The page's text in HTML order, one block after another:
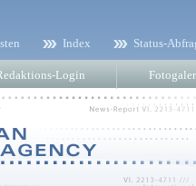
Index Status-
Login